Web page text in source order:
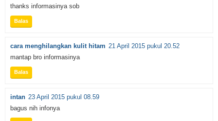
thanks informasinya sob
Balas
cara menghilangkan kulit hitam 21 April 2015 pukul 20.52
mantap bro informasinya
Balas
intan 23 April 2015 pukul 08.59
bagus nih infonya